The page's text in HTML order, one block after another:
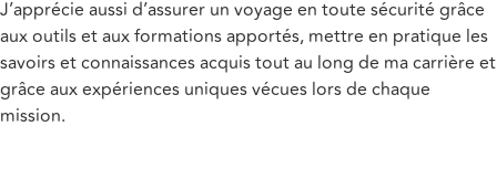
J’apprécie aussi d’assurer un voyage en toute sécurité grâce
aux outils et aux formations apportés, mettre en pratique les
savoirs et connaissances acquis tout au long de ma carrière et
grâce aux expériences uniques vécues lors de chaque
mission.